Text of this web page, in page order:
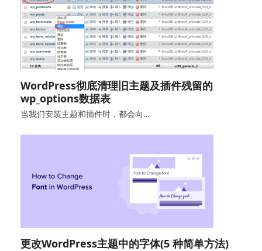
WordPress彻底清理旧主题及插件残留的
wp_options数据表
当我们安装主题和插件时，都会向…
更改WordPress主题中的字体(5 种简单方法)